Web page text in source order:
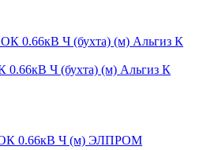
Ч (бухта) (м) Альгиз К